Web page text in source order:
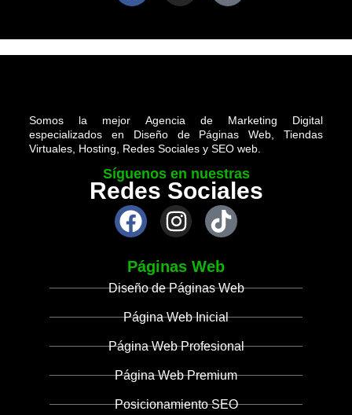
Somos la mejor Agencia de Marketing Digital
especializados en Diseño de Páginas Web, Tiendas
Virtuales, Hosting, Redes Sociales y SEO web.
Síguenos en nuestras
Redes Sociales
Páginas Web
Diseño de Páginas Web
Página Web Inicial
Página Web Profesional
Página Web Premium
Posicionamiento SEO